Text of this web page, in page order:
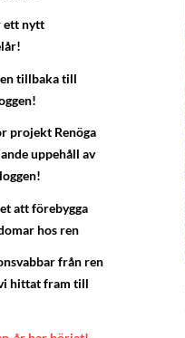
ett nytt
tillbaka till
projekt Renöga
uppehåll av
att förebygga
hos ren
från ren
hittat fram till